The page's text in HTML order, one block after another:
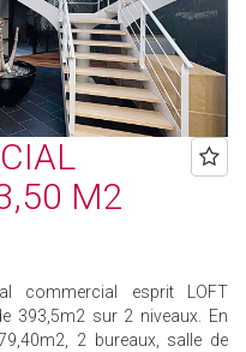
M2
commercial esprit LOFT
393,5m2 sur 2 niveaux. En
2 bureaux, salle de